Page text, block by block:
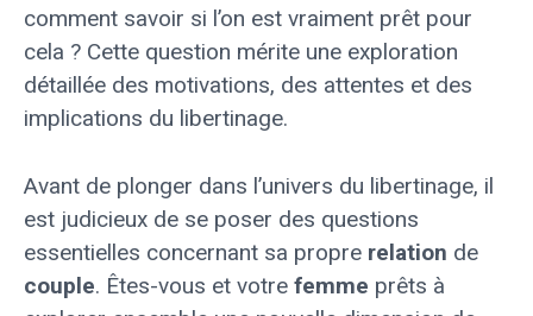
comment savoir si l’on est vraiment prêt pour
cela ? Cette question mérite une exploration
détaillée des motivations, des attentes et des
implications du libertinage.
Avant de plonger dans l’univers du libertinage, il
est judicieux de se poser des questions
essentielles concernant sa propre relation de
couple. Êtes-vous et votre femme prêts à